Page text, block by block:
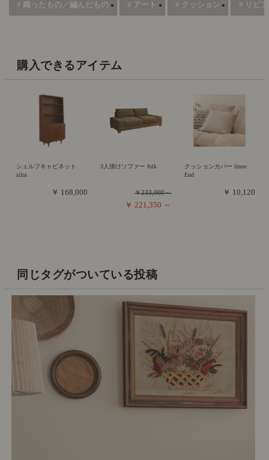
# 織ったもの／編んだもの # アート # クッション # リビ
購入できるアイテム
シェルフキャビネット
silta
￥ 168,000
3人掛けソファー folk
￥233,000～
￥ 221,350 ～
クッションカバー linoo
End
￥ 10,120
同じタグがついている投稿